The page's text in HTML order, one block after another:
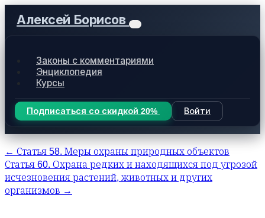
Алексей Борисов
Законы с комментариями
Энциклопедия
Курсы
Подписаться со скидкой 20% Войти
← Статья 58. Меры охраны природных объектов
Статья 60. Охрана редких и находящихся под угрозой
исчезновения растений, животных и других
организмов →